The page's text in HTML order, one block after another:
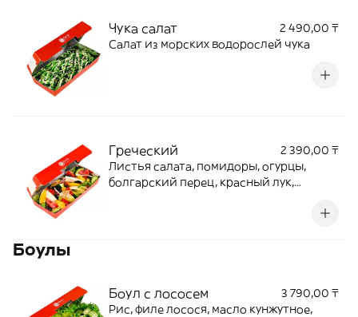
Чука салат
2 490,00 ₸
Cалат из морских водорослей чука
Греческий
2 390,00 ₸
Листья салата, помидоры, огурцы,
болгарский перец, красный лук,
Боулы
Боул с лососем
3 790,00 ₸
Рис, филе лосося, масло кунжутное,